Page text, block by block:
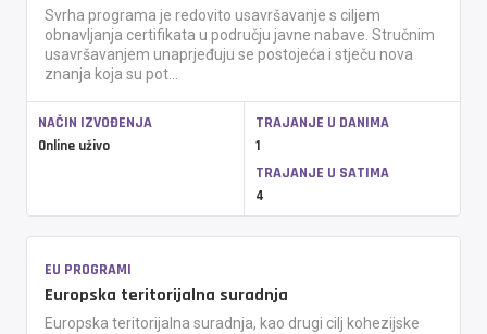
Svrha programa je redovito usavršavanje s ciljem
obnavljanja certifikata u području javne nabave. Stručnim
usavršavanjem unaprjeđuju se postojeća i stječu nova
znanja koja su pot...
NAČIN IZVOĐENJA
Online uživo
TRAJANJE U DANIMA
1
TRAJANJE U SATIMA
4
EU PROGRAMI
Europska teritorijalna suradnja
Europska teritorijalna suradnja, kao drugi cilj kohezijske